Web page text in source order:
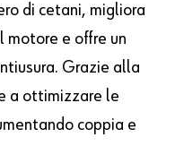
di cetani, migliora
motore e offre un
Grazie alla
a ottimizzare le
coppia e